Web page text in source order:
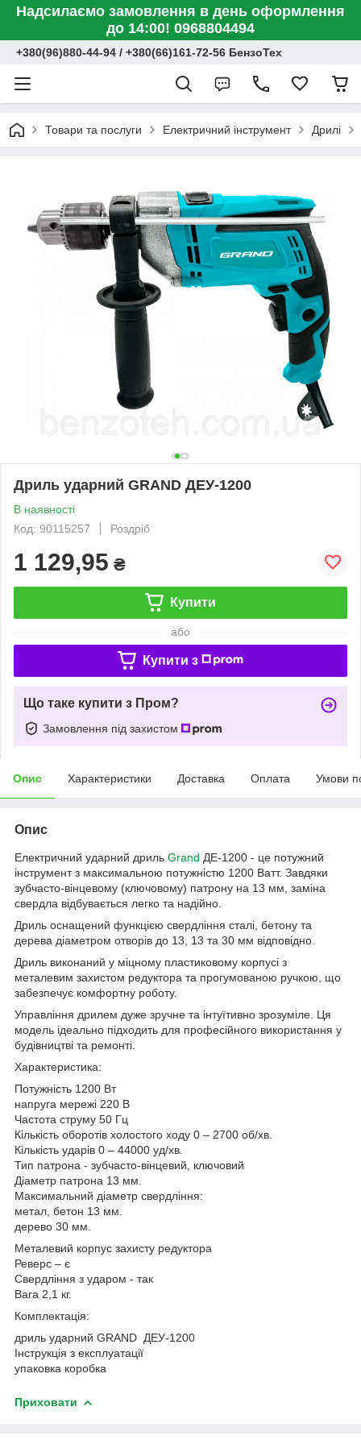
Надсилаємо замовлення в день оформлення
до 14:00! 0968804494
+380(96)880-44-94 / +380(66)161-72-56 БензоТех
Товари та послуги Електричний інструмент Дрилі
Дриль ударний GRAND ДЕУ-1200
В наявності
Код: 90115257
Роздріб
1 129,95 ₴
Купити
або
Купити з
Що таке купити з Пром?
Замовлення під захистом
Опис Характеристики Доставка Оплата Умови
Опис
Електричний ударний дриль Grand ДЕ-1200 - це потужний
інструмент з максимальною потужністю 1200 Ватт. Завдяки
зубчасто-вінцевому (ключовому) патрону на 13 мм, заміна
свердла відбувається легко та надійно.
Дриль оснащений функцією свердління сталі, бетону та
дерева діаметром отворів до 13, 13 та 30 мм відповідно.
Дриль виконаний у міцному пластиковому корпусі з
металевим захистом редуктора та прогумованою ручкою, що
забезпечує комфортну роботу.
Управління дрилем дуже зручне та інтуїтивно зрозуміле. Ця
модель ідеально підходить для професійного використання у
будівництві та ремонті.
Характеристика:
Потужність 1200 Вт
напруга мережі 220 В
Частота струму 50 Гц
Кількість оборотів холостого ходу 0 – 2700 об/хв.
Кількість ударів 0 – 44000 уд/хв.
Тип патрона - зубчасто-вінцевий, ключовий
Діаметр патрона 13 мм.
Максимальний діаметр свердління:
метал, бетон 13 мм.
дерево 30 мм.
Металевий корпус захисту редуктора
Реверс – є
Свердління з ударом - так
Вага 2,1 кг.
Комплектація:
дриль ударний GRAND ДЕУ-1200
Інструкція з експлуатації
упаковка коробка
Приховати